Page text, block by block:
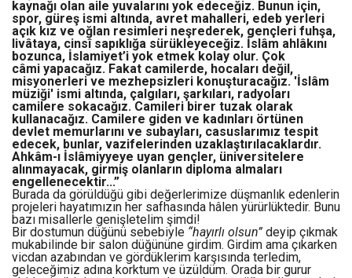
kaynağı olan aile yuvalarını yok edeceğiz. Bunun için,
spor, güreş ismi altında, avret mahalleri, edeb yerleri
açık kız ve oğlan resimleri neşrederek, gençleri fuhşa,
livâtaya, cinsî sapıklığa sürükleyeceğiz. İslâm ahlâkını
bozunca, İslamiyet’i yok etmek kolay olur. Çok
câmi yapacağız. Fakat camilerde, hocaları değil,
misyonerleri ve mezhepsizleri konuşturacağız. 'İslâm
müziği' ismi altında, çalgıları, şarkıları, radyoları
camilere sokacağız. Camileri birer tuzak olarak
kullanacağız. Camilere giden ve kadınları örtünen
devlet memurlarını ve subayları, casuslarımız tespit
edecek, bunlar, vazifelerinden uzaklaştırılacaklardır.
Ahkâm-ı İslâmiyyeye uyan gençler, üniversitelere
alınmayacak, girmiş olanların diploma almaları
engellenecektir...”
Burada da görüldüğü gibi değerlerimize düşmanlık edenlerin
projeleri hayatımızın her safhasında hâlen yürürlüktedir. Bunu
bazı misallerle genişletelim şimdi!
Bir dostumun düğünü sebebiyle “hayırlı olsun” deyip çıkmak
mukabilinde bir salon düğününe girdim. Girdim ama çıkarken
vicdan azabından ve gördüklerim karşısında terledim,
geleceğimiz adına korktum ve üzüldüm. Orada bir gurur